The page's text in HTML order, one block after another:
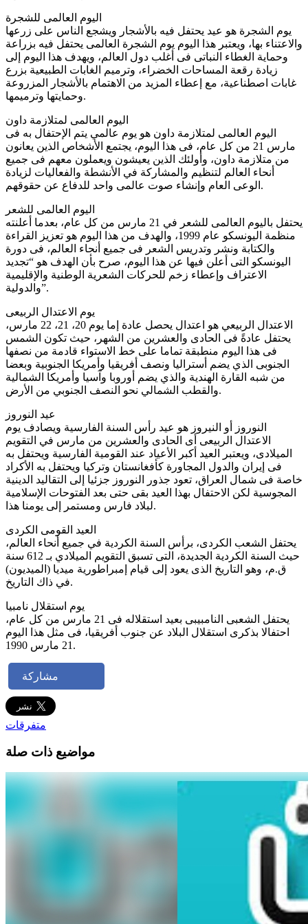
اليوم العالمى للشجرة
يوم الشجرة هو عيد يحتفل فيه بالأشجار ويشجع الناس على زرعها
والاعتناء بها، ويعتبر هذا اليوم يوم الشجرة العالمى يحتفل فيه بزراعة
وحماية الغطاء النباتى فى أغلب دول العالم، ويهدف هذا اليوم إلى
زيادة رقعة المساحات الخضراء، وترميم الغابات الطبيعية بزرع
غابات اصطناعية، مع إعطاء المزيد من الاهتمام بالأشجار المزروعة
وحمايتها وترميمها.
اليوم العالمى لمتلازمة داون
اليوم العالمى لمتلازمة داون هو يوم عالمي يتم الإحتفال به فى
مارس 21 من كل عام، فى هذا اليوم، يجتمع الأشخاص الذين يعانون
من متلازمة داون، وأولئك الذين يعيشون ويعملون معهم فى جميع
أنحاء العالم لتنظيم والمشاركة في الأنشطة والفعاليات لزيادة
الوعى العام وإنشاء صوت عالمى واحد للدفاع عن حقوقهم.
اليوم العالمى للشعر
يحتفل باليوم العالمى للشعر في 21 مارس من كل عام، بعدما أعلنته
منظمة اليونسكو عام 1999، والهدف من هذا اليوم هو تعزيز القراءة
والكتابة ونشر وتدريس الشعر فى جميع أنحاء العالم، فى دورة
اليونسكو التى أعلن فيها عن هذا اليوم، صرح بأن الهدف هو “تجديد
الاعتراف وإعطاء زخم للحركات الشعرية الوطنية والإقليمية
والدولية”.
يوم الاعتدال الربيعى
الاعتدال الربيعي هو اعتدال يحصل عادة إما يوم 20، 21، 22 مارس،
يحتفل عادةً فى الحادى والعشرين من الشهر، حيث تكون الشمس
فى هذا اليوم منطبقة تماما على خط الاستواء قادمة من نصفها
الجنوبى الذي يضم أستراليا ونصف أفريقيا وأمريكا الجنوبية وبعضا
من شبه القارة الهندية والذي يضم أوروبا وآسيا وأمريكا الشمالية
والقطب الشمالي نحو النصف الجنوبي من الأرض.
عيد النوروز
النوروز أو النيروز هو عيد رأس السنة الفارسية ويصادف يوم
الاعتدال الربيعى أى الحادى والعشرين من مارس في التقويم
الميلادى، ويعتبر العيد أكبر الأعياد عند القومية الفارسية ويحتفل به
فى إيران والدول المجاورة كأفغانستان وتركيا ويحتفل به الأكراد
خاصة فى شمال العراق، تعود جذور النوروز جزئيا إلى التقاليد الدينية
المجوسية لكن الاحتفال بهذا العيد بقى حتى بعد الفتوحات الإسلامية
لبلاد فارس ومستمر إلى يومنا هذا.
العيد القومى الكردى
يحتفل الشعب الكردى، برأس السنة الكردية في جميع أنحاء العالم،
حيث السنة الكردية الجديدة، التى تسبق التقويم الميلادي بـ 612 سنة
ق.م، وهو التاريخ الذى يعود إلى قيام إمبراطورية ميديا (الميديون)
في ذاك التاريخ.
يوم استقلال نامبيا
يحتفل الشعبى النامبيبى بعيد استقلاله فى 21 مارس من كل عام،
احتفالا بذكرى استقلال البلاد عن جنوب أفريقيا، فى مثل هذا اليوم
21 مارس 1990.
مشاركة
متفرقات
مواضيع ذات صلة